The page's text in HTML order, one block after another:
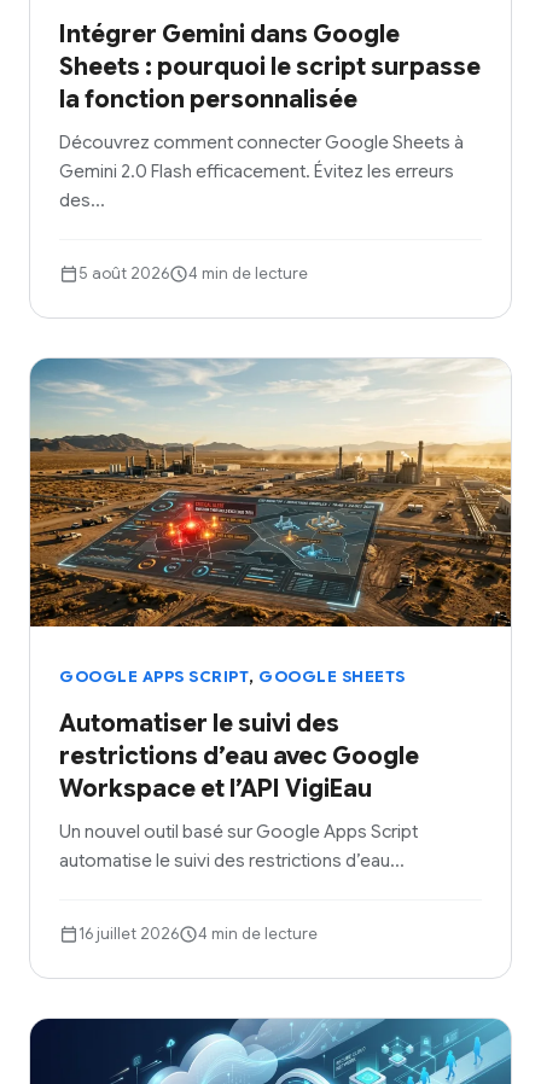
Intégrer Gemini dans Google
Sheets : pourquoi le script surpasse
la fonction personnalisée
Découvrez comment connecter Google Sheets à
Gemini 2.0 Flash efficacement. Évitez les erreurs
des…
5 août 2026 4 min de lecture
GOOGLE APPS SCRIPT, GOOGLE SHEETS
Automatiser le suivi des
restrictions d’eau avec Google
Workspace et l’API VigiEau
Un nouvel outil basé sur Google Apps Script
automatise le suivi des restrictions d’eau…
16 juillet 2026 4 min de lecture